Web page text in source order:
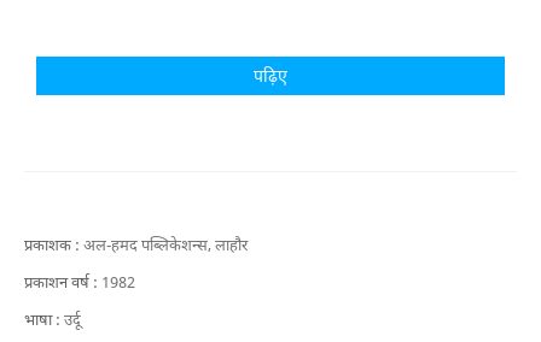
पढ़िए
प्रकाशक : अल-हमद पब्लिकेशन्स, लाहौर
प्रकाशन वर्ष : 1982
भाषा : उर्दू